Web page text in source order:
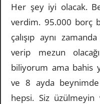
Her şey iyi olacak.
verdim. 95.000 borç
çalışıp aynı
verip mezun
biliyorum ama bahis
ve 8 ayda
hepsi. Siz